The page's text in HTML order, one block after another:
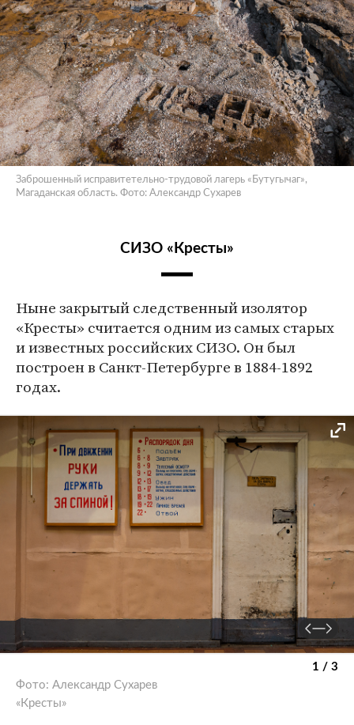
Заброшенный исправитетельно-трудовой лагерь «Бутугычаг»,
Магаданская область. Фото: Александр Сухарев
СИЗО «Кресты»
Ныне закрытый следственный изолятор
«Кресты» считается одним из самых старых
и известных российских СИЗО. Он был
построен в Санкт-Петербурге в 1884-1892
годах.
1 / 3
Фото: Александр Сухарев
«Кресты»